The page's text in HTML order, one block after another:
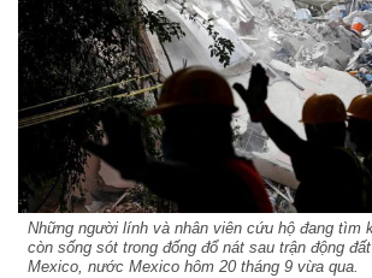
Những người lính và nhân viên cứu hộ đang tìm
còn sống sót trong đống đổ nát sau trận động
Mexico, nước Mexico hôm 20 tháng 9 vừa qua.